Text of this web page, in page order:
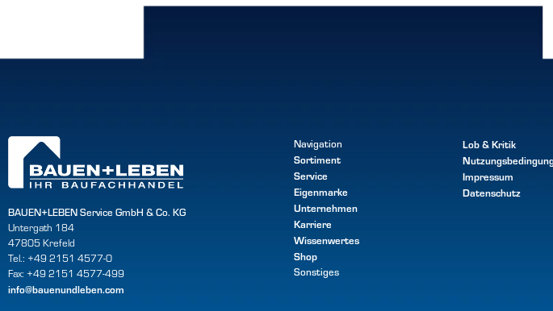
BAUEN+LEBEN Service GmbH & Co. KG
Untergath 184
47805 Krefeld
Tel.: +49 2151 4577-0
Fax: +49 2151 4577-499
info@bauenundleben.com
Navigation
Sortiment
Service
Eigenmarke
Unternehmen
Karriere
Wissenwertes
Shop
Sonstiges
Lob & Kritik
Impressum
Datenschutz